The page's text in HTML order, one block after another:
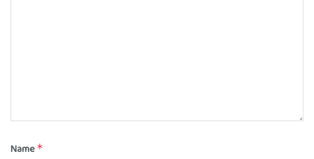
Name*